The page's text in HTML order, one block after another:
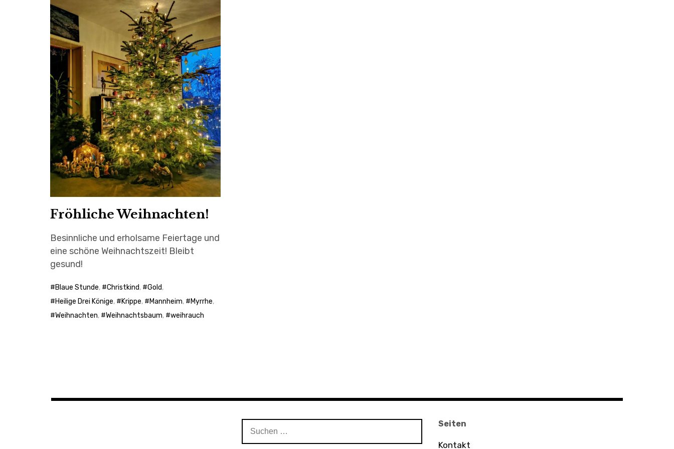
Fröhliche Weihnachten!
Besinnliche und erholsame Feiertage und
eine schöne Weihnachtszeit! Bleibt
gesund!
Blaue Stunde, Christkind, Gold,
Heilige Drei Könige, Krippe, Mannheim, Myrrhe,
Weihnachten, Weihnachtsbaum, weihrauch
nach:
Seiten
Kontakt